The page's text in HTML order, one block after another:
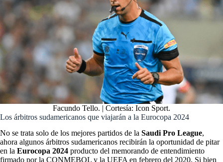
Facundo Tello. | Cortesía: Icon Sport.
Los árbitros sudamericanos que viajarán a la Eurocopa 2024
No se trata solo de los mejores partidos de la Saudi Pro League,
ahora algunos árbitros sudamericanos recibirán la oportunidad de pitar
en la Eurocopa 2024 producto del memorando de entendimiento
firmado por la CONMEBOL y la UEFA en febrero del 2020. Si bien